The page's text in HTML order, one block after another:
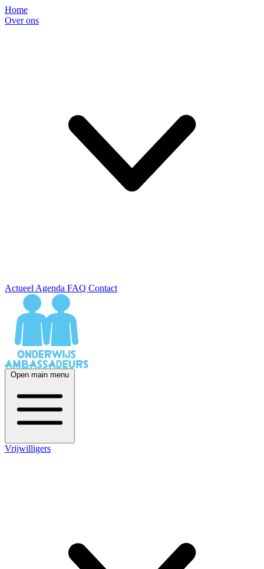
Home
Over ons
Actueel Agenda FAQ Contact
Open main menu
Vrijwilligers